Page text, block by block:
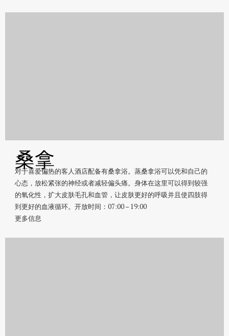
桑拿
对于喜爱偏热的客人酒店配备有桑拿浴。蒸桑拿浴可以凭和自己的
心态，放松紧张的神经或者减轻偏头痛。身体在这里可以得到较强
的氧化性，扩大皮肤毛孔和血管，让皮肤更好的呼吸并且使四肢得
到更好的血液循环。开放时间：07:00 – 19:00
更多信息